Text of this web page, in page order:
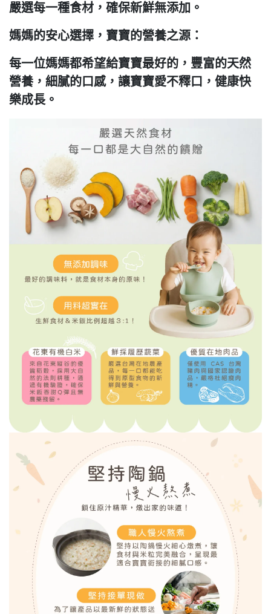
嚴選每一種食材，確保新鮮無添加。
媽媽的安心選擇，寶寶的營養之源：
每一位媽媽都希望給寶寶最好的，豐富的天然
營養，細膩的口感，讓寶寶愛不釋口，健康快
樂成長。